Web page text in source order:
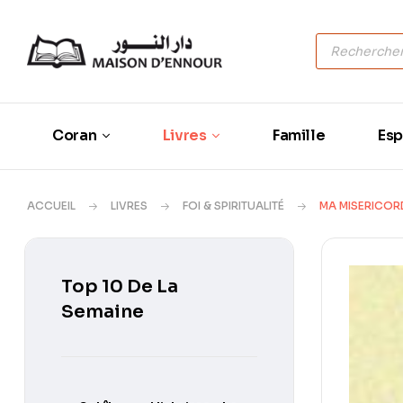
Coran Livres Famille
ACCUEIL LIVRES FOI & SPIRITUALITÉ MA
Top 10 De La
Semaine